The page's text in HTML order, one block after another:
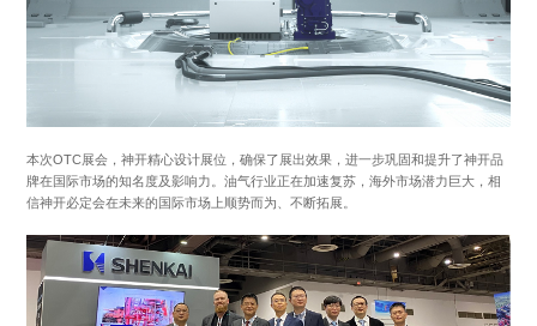
本次OTC展会，神开精心设计展位，确保了展出效果，进一步巩固和提升了神开品
牌在国际市场的知名度及影响力。油气行业正在加速复苏，海外市场潜力巨大，相
信神开必定会在未来的国际市场上顺势而为、不断拓展。